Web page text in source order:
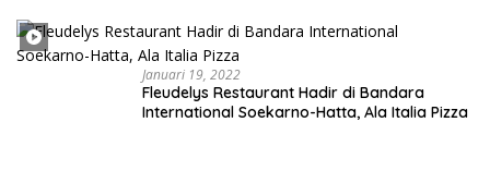
Januari 19, 2022
Fleudelys Restaurant Hadir di Bandara
International Soekarno-Hatta, Ala Italia Pizza